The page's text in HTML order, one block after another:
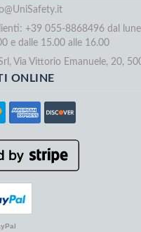
+39 055-8868496 dal
e dalle 15.00 alle 16.00
Via Vittorio Emanuele, 20,
ONLINE